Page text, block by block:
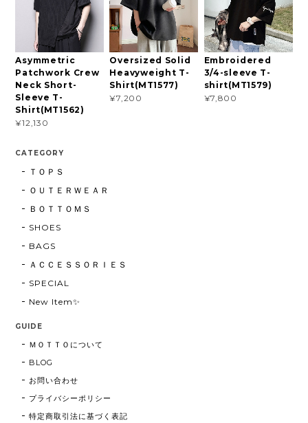
Asymmetric
Patchwork Crew
Neck Short-
Sleeve T-
Shirt(MT1562)
¥12,130
Oversized Solid
Heavyweight T-
Shirt(MT1577)
¥7,200
Embroidered
3/4-sleeve T-
shirt(MT1579)
¥7,800
CATEGORY
ＴＯＰＳ
ＯＵＴＥＲＷＥＡＲ
ＢＯＴＴＯＭＳ
SHOES
BAGS
ＡＣＣＥＳＳＯＲＩＥＳ
SPECIAL
New Item✨
GUIDE
ＭＯＴＴＯについて
BLOG
お問い合わせ
プライバシーポリシー
特定商取引法に基づく表記